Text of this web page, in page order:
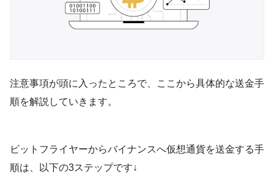
注意事項が頭に入ったところで、ここから具体的な送金手
順を解説していきます。
ビットフライヤーからバイナンスへ仮想通貨を送金する手
順は、以下の3ステップです↓